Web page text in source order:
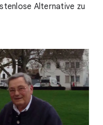
Alternative zu